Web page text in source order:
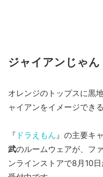
ジャイアンじゃん
オレンジのトップスに黒
ャイアンをイメージでき
『 ドラえもん』の主要キ
武のルームウェアが、フ
ンラインストアで8月10